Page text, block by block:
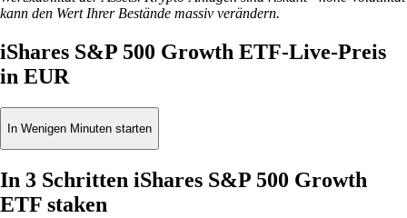
kann den Wert Ihrer Bestände massiv verändern.
iShares S&P 500 Growth ETF-Live-Preis
in EUR
In Wenigen Minuten starten
In 3 Schritten iShares S&P 500 Growth
ETF staken